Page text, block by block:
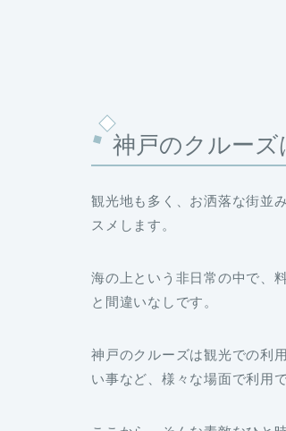
神戸のクルーズ
観光地も多く、お洒落な街並
スメします。
海の上という非日常の中で、
と間違いなしです。
神戸のクルーズは観光での利
い事など、 様々な場面で利用